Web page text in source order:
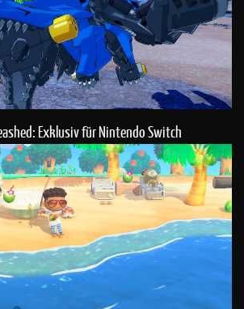
Exklusiv für Nintendo Switch